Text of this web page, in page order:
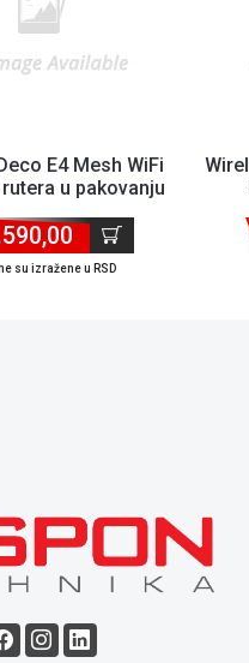
E4 Mesh WiFi
u pakovanju
su izražene u RSD